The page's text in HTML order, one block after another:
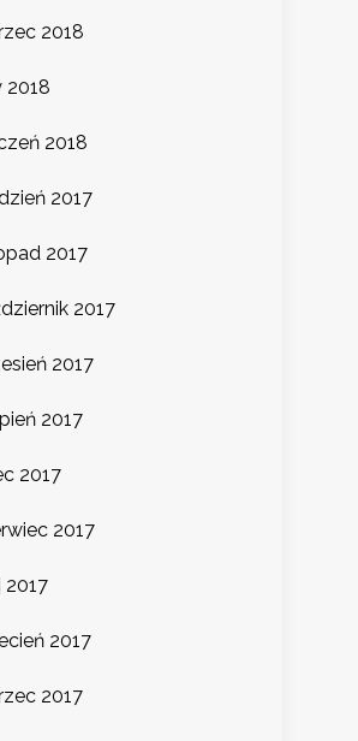
2018
2018
2018
2017
2017
2017
2017
2017
2017
2017
2017
2017
2017